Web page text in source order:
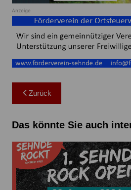
Anzeige
Beitragsnavigation
Zurück
Das könnte Sie auch